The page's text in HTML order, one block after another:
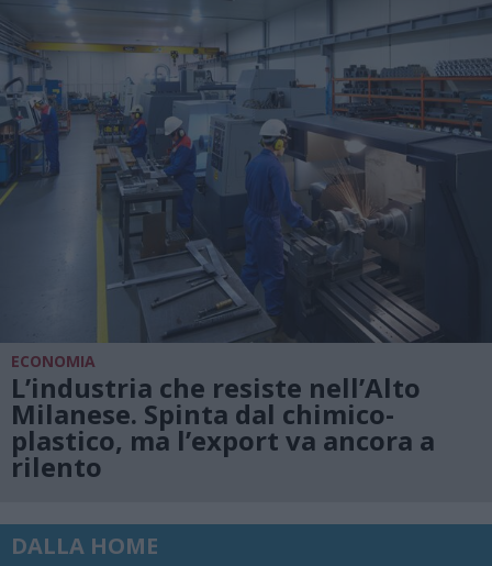
ECONOMIA
L’industria che resiste nell’Alto
Milanese. Spinta dal chimico-
plastico, ma l’export va ancora a
rilento
DALLA HOME